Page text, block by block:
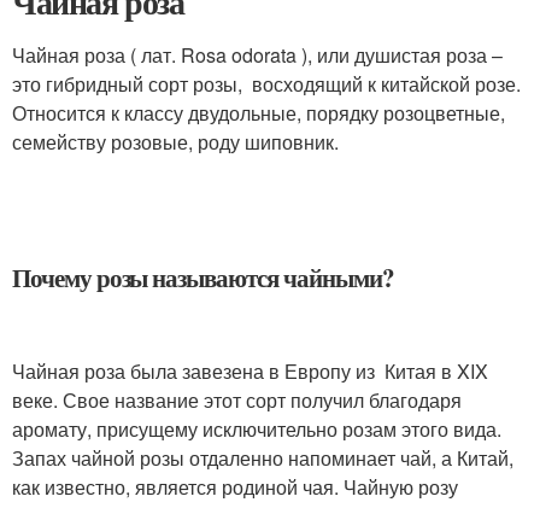
Чайная роза ( лат. Rosa odorata ), или душистая роза –
это гибридный сорт розы, восходящий к китайской розе.
Относится к классу двудольные, порядку розоцветные,
семейству розовые, роду шиповник.
Почему розы называются чайными?
Чайная роза была завезена в Европу из Китая в XIX
веке. Свое название этот сорт получил благодаря
аромату, присущему исключительно розам этого вида.
Запах чайной розы отдаленно напоминает чай, а Китай,
как известно, является родиной чая. Чайную розу